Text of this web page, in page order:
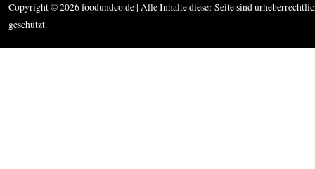
Copyright © 2026 foodundco.de | Alle Inhalte dieser Seite sind
geschützt.